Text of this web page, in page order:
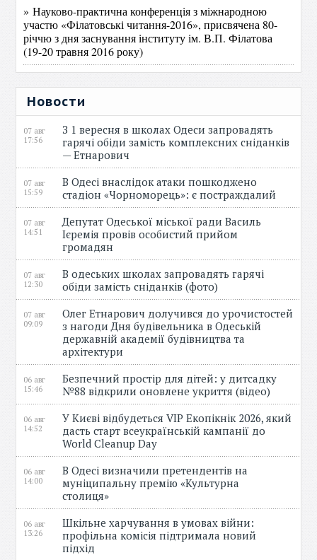
» Науково-практична конференція з міжнародною
участю «Філатовські читання-2016», присвячена 80-
річчю з дня заснування інституту ім. В.П. Філатова
(19-20 травня 2016 року)
Новости
07 авг
17:56
З 1 вересня в школах Одеси запровадять
гарячі обіди замість комплексних сніданків
— Етнарович
07 авг
15:59
В Одесі внаслідок атаки пошкоджено
стадіон «Чорноморець»: є постраждалий
07 авг
14:51
Депутат Одеської міської ради Василь
Ієремія провів особистий прийом
громадян
07 авг
12:30
В одеських школах запровадять гарячі
обіди замість сніданків (фото)
07 авг
09:09
Олег Етнарович долучився до урочистостей
з нагоди Дня будівельника в Одеській
державній академії будівництва та
архітектури
06 авг
15:46
Безпечний простір для дітей: у дитсадку
№88 відкрили оновлене укриття (відео)
06 авг
14:52
У Києві відбудеться VIP Екопікнік 2026, який
дасть старт всеукраїнській кампанії до
World Cleanup Day
06 авг
14:00
В Одесі визначили претендентів на
муніципальну премію «Культурна
столиця»
06 авг
13:26
Шкільне харчування в умовах війни:
профільна комісія підтримала новий
підхід